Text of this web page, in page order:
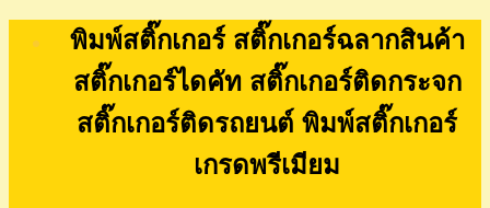
พิมพ์สติ๊กเกอร์ สติ๊กเกอร์ฉลากสินค้า
สติ๊กเกอร์ไดคัท สติ๊กเกอร์ติดกระจก
สติ๊กเกอร์ติดรถยนต์ พิมพ์สติ๊กเกอร์
เกรดพรีเมียม